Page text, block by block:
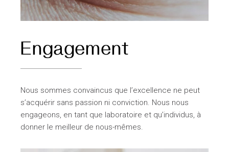
Engagement
Nous sommes convaincus que l’excellence ne peut
s’acquérir sans passion ni conviction. Nous nous
engageons, en tant que laboratoire et qu’individus, à
donner le meilleur de nous-mêmes.